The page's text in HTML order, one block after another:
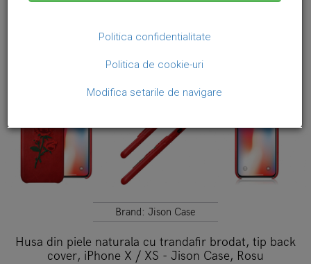
Brand: Jison Case
Husa din piele naturala cu trandafir brodat, tip back
cover, iPhone X / XS - Jison Case, Rosu
Politica confidentialitate
Politica de cookie-uri
Modifica setarile de navigare